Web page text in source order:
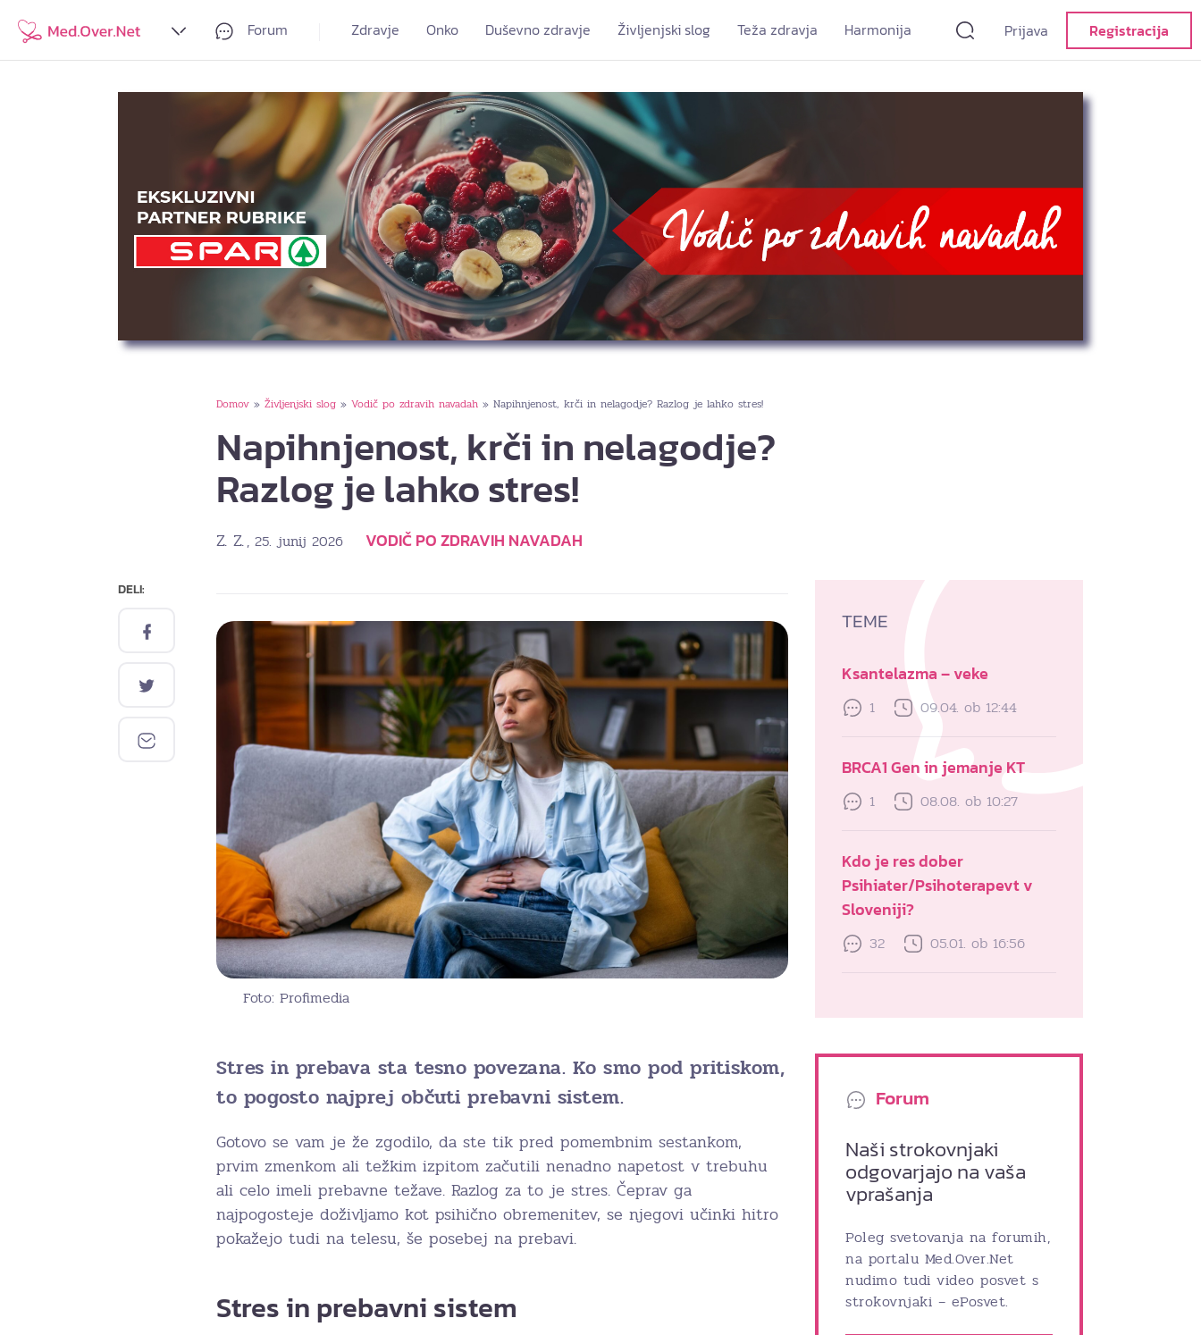
Forum Zdravje Onko Duševno zdravje Življenjski slog Teža zdravja Harmonija Prijava Registracija
Domov » Življenjski slog » Vodič po zdravih navadah » Napihnjenost, krči in nelagodje? Razlog je lahko stres!
Napihnjenost, krči in nelagodje?
Razlog je lahko stres!
Z. Z., 25. junij 2026 VODIČ PO ZDRAVIH NAVADAH
DELI:
Foto: Profimedia
Stres in prebava sta tesno povezana. Ko smo pod pritiskom,
to pogosto najprej občuti prebavni sistem.
Gotovo se vam je že zgodilo, da ste tik pred pomembnim sestankom,
prvim zmenkom ali težkim izpitom začutili nenadno napetost v trebuhu
ali celo imeli prebavne težave. Razlog za to je stres. Čeprav ga
najpogosteje doživljamo kot psihično obremenitev, se njegovi učinki hitro
pokažejo tudi na telesu, še posebej na prebavi.
Stres in prebavni sistem
TEME
Ksantelazma – veke
1 09.04. ob 12:44
BRCA1 Gen in jemanje KT
1 08.08. ob 10:27
Kdo je res dober
Psihiater/Psihoterapevt v
Sloveniji?
32 05.01. ob 16:56
Forum
Naši strokovnjaki
odgovarjajo na vaša
vprašanja
Poleg svetovanja na forumih,
na portalu Med.Over.Net
nudimo tudi video posvet s
strokovnjaki – ePosvet.